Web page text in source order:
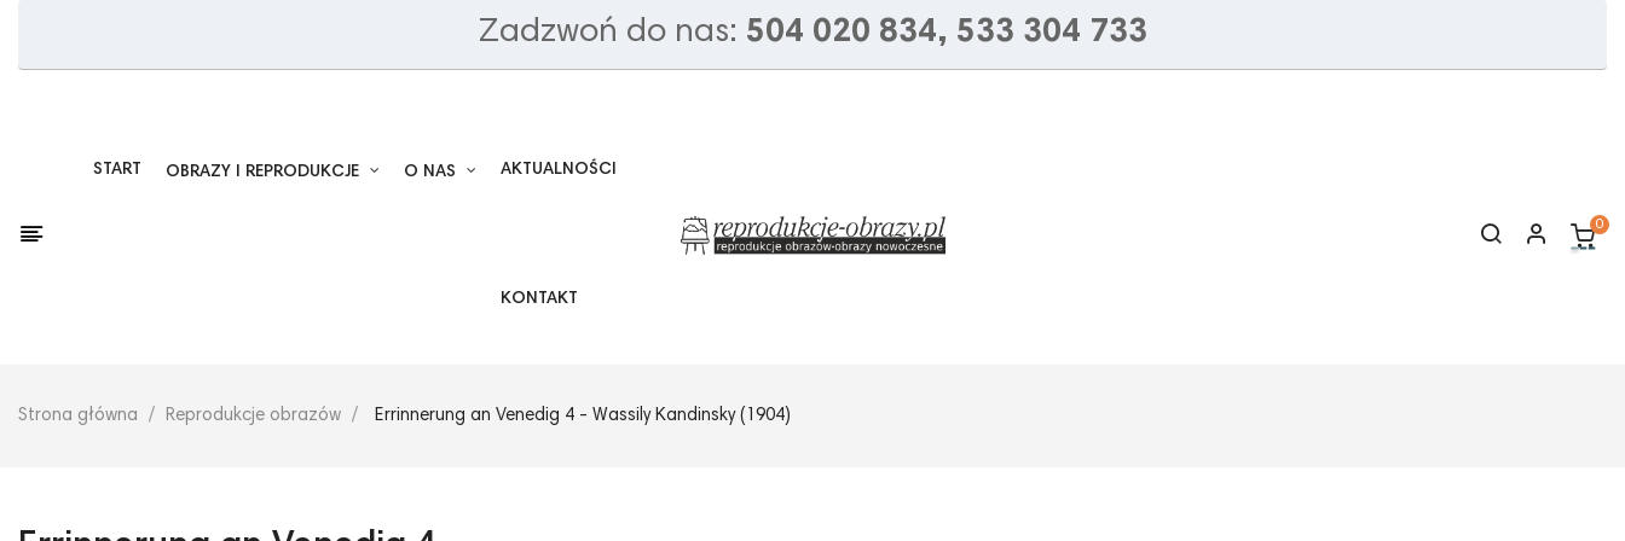
Zadzwoń do nas: 504 020 834, 533 304 733
START OBRAZY I REPRODUKCJE O NAS AKTUALNOŚCI
KONTAKT
0
Strona główna Reprodukcje obrazów Errinnerung an Venedig 4 - Wassily Kandinsky (1904)